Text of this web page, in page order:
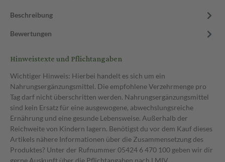
Beschreibung
Bewertungen
Hinweistexte und Pflichtangaben
Wichtiger Hinweis: Hierbei handelt es sich um ein
Nahrungsergänzungsmittel. Die empfohlene Verzehrmenge pro
Tag darf nicht überschritten werden. Nahrungsergänzungsmittel
sind kein Ersatz für eine ausgewogene, abwechslungsreiche
Ernährung und eine gesunde Lebensweise. Außerhalb der
Reichweite von Kindern lagern. Benötigst du vor dem Kauf dieses
Artikels nähere Informationen über die Zusammensetzung des
Produktes? Unter der Rufnummer 05424 6 470 100 geben wir dir
gerne Auskunft über die Pflichtangaben nach LMIV.